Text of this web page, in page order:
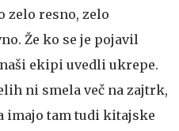
zelo resno, zelo
Že ko se je pojavil
ekipi uvedli ukrepe.
ni smela več na zajtrk,
imajo tam tudi kitajske